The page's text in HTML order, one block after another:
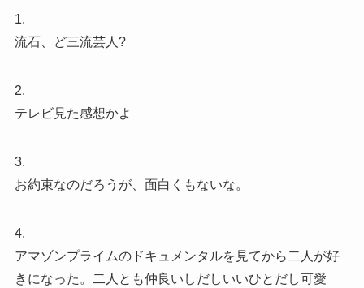
1.
流石、ど三流芸人?
2.
テレビ見た感想かよ
3.
お約束なのだろうが、面白くもないな。
4.
アマゾンプライムのドキュメンタルを見てから二人が好
きになった。二人とも仲良いしだしいいひとだし可愛